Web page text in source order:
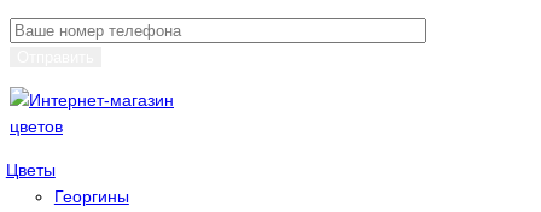
Цветы
Георгины